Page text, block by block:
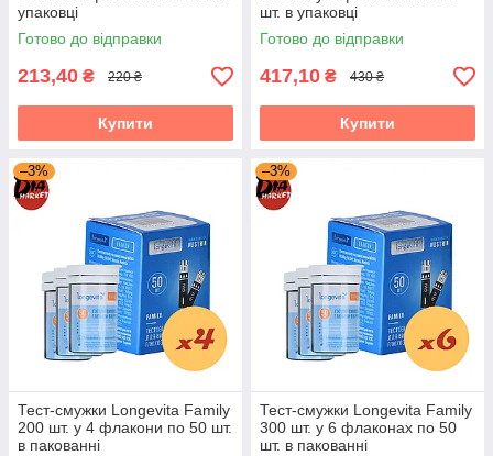
Тест-смужки Лонгевіта Фемелі 50 шт.
купівлі через "Prom Оплата". Безкоштовна доставка
у разі замовлення в точку видачі Розетка.
упаковці
Готово до відправки
213,40 ₴ 220 ₴
Купити
шт. в упаковці
Готово до відправки
417,10 ₴ 430 ₴
Купити
–3%
Тест-смужки Longevita Family
200 шт. у 4 флакони по 50 шт.
в пакованні
–3%
Тест-смужки Longevita Family
300 шт. у 6 флаконах по 50
шт. в пакованні